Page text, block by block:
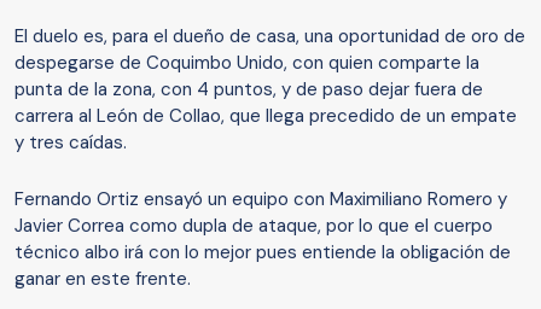
El duelo es, para el dueño de casa, una oportunidad de oro de
despegarse de Coquimbo Unido, con quien comparte la
punta de la zona, con 4 puntos, y de paso dejar fuera de
carrera al León de Collao, que llega precedido de un empate
y tres caídas.
Fernando Ortiz ensayó un equipo con Maximiliano Romero y
Javier Correa como dupla de ataque, por lo que el cuerpo
técnico albo irá con lo mejor pues entiende la obligación de
ganar en este frente.